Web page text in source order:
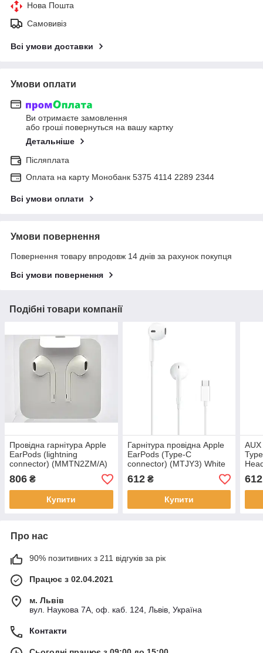
Нова Пошта
Самовивіз
Всі умови доставки
Умови оплати
Ви отримаєте замовлення
або гроші повернуться на вашу картку
Детальніше
Післяплата
Оплата на карту Монобанк 5375 4114 2289 2344
Всі умови оплати
Умови повернення
Повернення товару впродовж 14 днів за рахунок покупця
Всі умови повернення
Подібні товари компанії
Провідна гарнітура Apple
EarPods (lightning
connector) (MMTN2ZM/A)
806 ₴
Купити
Гарнітура провідна Apple
EarPods (Type-C
connector) (MTJY3) White
612₴
Купити
AUX
612
Про нас
90% позитивних з 211 відгуків за рік
Працює з 02.04.2021
м. Львів
вул. Наукова 7А, оф. каб. 124, Львів, Україна
Контакти